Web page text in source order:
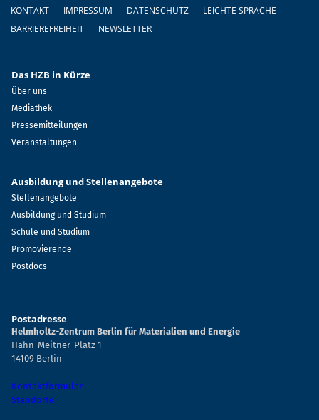
KONTAKT IMPRESSUM DATENSCHUTZ
LEICHTE SPRACHE
BARRIEREFREIHEIT
NEWSLETTER
Das HZB in Kürze
Über uns
Mediathek
Pressemitteilungen
Veranstaltungen
Ausbildung und Stellenangebote
Stellenangebote
Ausbildung und Studium
Schule und Studium
Promovierende
Postdocs
Postadresse
Helmholtz-Zentrum Berlin für Materialien und Energie
Hahn-Meitner-Platz 1
14109 Berlin
Kontaktformular
Standorte